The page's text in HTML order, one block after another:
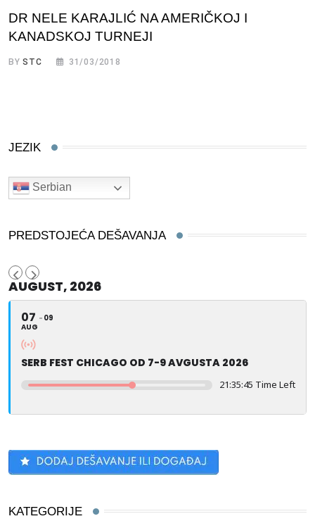
DR NELE KARAJLIĆ NA AMERIČKOJ I
KANADSKOJ TURNEJI
BYSTC 31/03/2018
JEZIK
Serbian
PREDSTOJEĆA DEŠAVANJA
AUGUST, 2026
07
AUG
09
SERB FEST CHICAGO OD 7-9 AVGUSTA 2026
21:35:45 Time Left
KATEGORIJE